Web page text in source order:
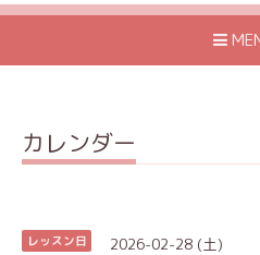
カレンダー
レッスン日 2026-02-28 (土)